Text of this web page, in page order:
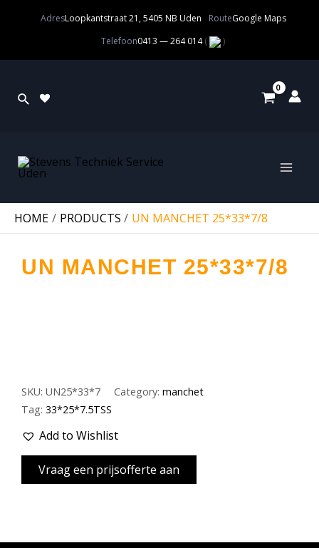
AdresLoopkantstraat 21, 5405 NB Uden RouteGoogle Maps
Telefoon0413 — 264 014( )
HOME PRODUCTS UN MANCHET 25*33*7/8
UN MANCHET 25*33*7/8
SKU: UN25*33*7 Category: manchet
Tag: 33*25*7.5TSS
Add to Wishlist